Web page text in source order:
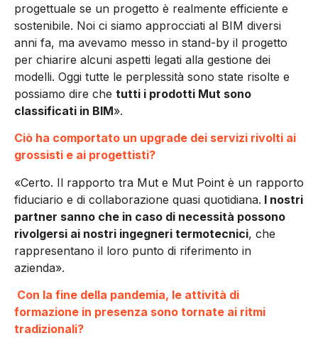
progettuale se un progetto è realmente efficiente e
sostenibile. Noi ci siamo approcciati al BIM diversi
anni fa, ma avevamo messo in stand-by il progetto
per chiarire alcuni aspetti legati alla gestione dei
modelli. Oggi tutte le perplessità sono state risolte e
possiamo dire che tutti i prodotti Mut sono
classificati in BIM».
Ciò ha comportato un upgrade dei servizi rivolti ai
grossisti e ai progettisti?
«Certo. Il rapporto tra Mut e Mut Point è un rapporto
fiduciario e di collaborazione quasi quotidiana. I nostri
partner sanno che in caso di necessità possono
rivolgersi ai nostri ingegneri termotecnici, che
rappresentano il loro punto di riferimento in
azienda».
Con la fine della pandemia, le attività di
formazione in presenza sono tornate ai ritmi
tradizionali?